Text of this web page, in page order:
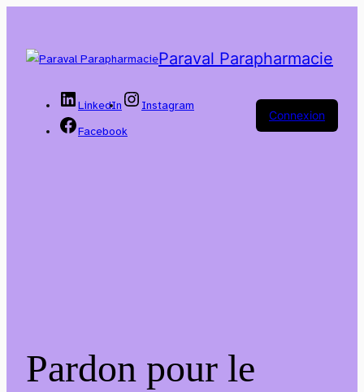
Paraval Parapharmacie
LinkedIn
Instagram
Facebook
Connexion
Pardon pour le